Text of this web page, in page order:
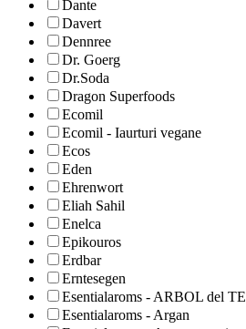
Dante
Davert
Dennree
Dr. Goerg
Dr.Soda
Dragon Superfoods
Ecomil
Ecomil - Iaurturi vegane
Ecos
Eden
Ehrenwort
Eliah Sahil
Enelca
Epikouros
Erdbar
Erntesegen
Esentialaroms - ARBOL del TE
Esentialaroms - Argan